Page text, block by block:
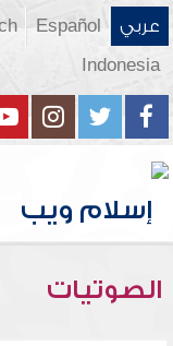
عربي Español
Indonesia
الصوتيات